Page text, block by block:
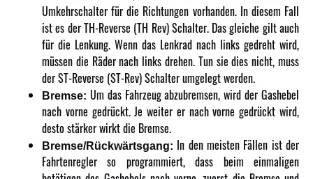
Umkehrschalter für die Richtungen vorhanden. In diesem Fall
ist es der TH-Reverse (TH Rev) Schalter. Das gleiche gilt auch
für die Lenkung. Wenn das Lenkrad nach links gedreht wird,
müssen die Räder nach links drehen. Tun sie dies nicht, muss
der ST-Reverse (ST-Rev) Schalter umgelegt werden.
Bremse: Um das Fahrzeug abzubremsen, wird der Gashebel
nach vorne gedrückt. Je weiter er nach vorne gedrückt wird,
desto stärker wirkt die Bremse.
Bremse/Rückwärtsgang: In den meisten Fällen ist der
Fahrtenregler so programmiert, dass beim einmaligen